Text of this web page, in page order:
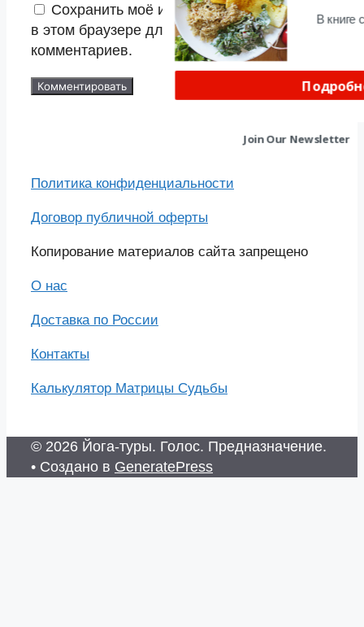
Сохранить моё имя, email и адрес сайта
в этом браузере для последующих моих
комментариев.
Политика конфиденциальности
Договор публичной оферты
Копирование материалов сайта запрещено
О нас
Доставка по России
Контакты
Калькулятор Матрицы Судьбы
© 2026 Йога-туры. Голос. Предназначение.
• Создано в GeneratePress
Join Our Newsletter
В книге
POWERED BY